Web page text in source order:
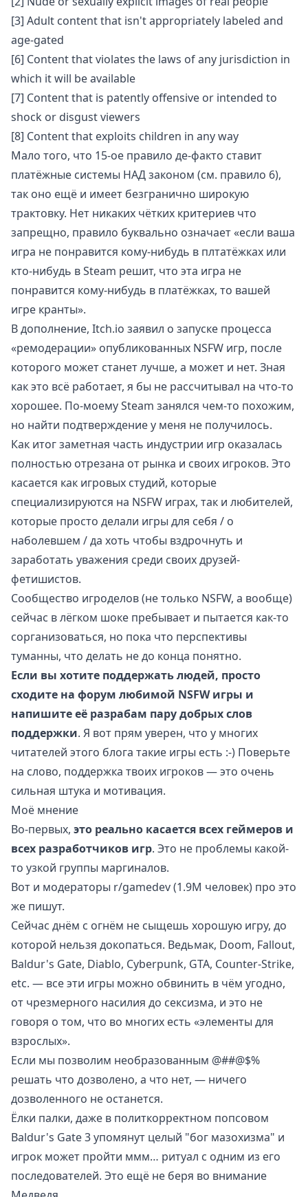
[3] Adult content that isn't appropriately labeled and
age-gated
[6] Content that violates the laws of any jurisdiction in
which it will be available
[7] Content that is patently offensive or intended to
shock or disgust viewers
[8] Content that exploits children in any way
Мало того, что 15-ое правило де-факто ставит
платёжные системы НАД законом (см. правило 6),
так оно ещё и имеет безгранично широкую
трактовку. Нет никаких чётких критериев что
запрещно, правило буквально означает «если ваша
игра не понравится кому-нибудь в плтатёжках или
кто-нибудь в Steam решит, что эта игра не
понравится кому-нибудь в платёжках, то вашей
игре кранты».
В дополнение, Itch.io заявил о запуске процесса
«ремодерации» опубликованных NSFW игр, после
которого может станет лучше, а может и нет. Зная
как это всё работает, я бы не рассчитывал на что-то
хорошее. По-моему Steam занялся чем-то похожим,
но найти подтверждение у меня не получилось.
Как итог заметная часть индустрии игр оказалась
полностью отрезана от рынка и своих игроков. Это
касается как игровых студий, которые
специализируются на NSFW играх, так и любителей,
которые просто делали игры для себя / о
наболевшем / да хоть чтобы вздрочнуть и
заработать уважения среди своих друзей-
фетишистов.
Сообщество игроделов (не только NSFW, а вообще)
сейчас в лёгком шоке пребывает и пытается как-то
сорганизоваться, но пока что перспективы
туманны, что делать не до конца понятно.
Если вы хотите поддержать людей, просто
сходите на форум любимой NSFW игры и
напишите её разрабам пару добрых слов
поддержки. Я вот прям уверен, что у многих
читателей этого блога такие игры есть :-) Поверьте
на слово, поддержка твоих игроков — это очень
сильная штука и мотивация.
Моё мнение
Во-первых, это реально касается всех геймеров и
всех разработчиков игр. Это не проблемы какой-
то узкой группы маргиналов.
Вот и модераторы r/gamedev(1.9M человек) про это
же пишут.
Сейчас днём с огнём не сыщешь хорошую игру, до
которой нельзя докопаться. Ведьмак, Doom, Fallout,
Baldur's Gate, Diablo, Cyberpunk, GTA, Counter-Strike,
etc. — все эти игры можно обвинить в чём угодно,
от чрезмерного насилия до сексизма, и это не
говоря о том, что во многих есть «элементы для
взрослых».
Если мы позволим необразованным @##@$%
решать что дозволено, а что нет, — ничего
дозволенного не останется.
Ёлки палки, даже в политкорректном попсовом
Baldur's Gate 3 упомянут целый "бог мазохизма" и
игрок может пройти ммм… ритуал с одним из его
последователей. Это ещё не беря во внимание